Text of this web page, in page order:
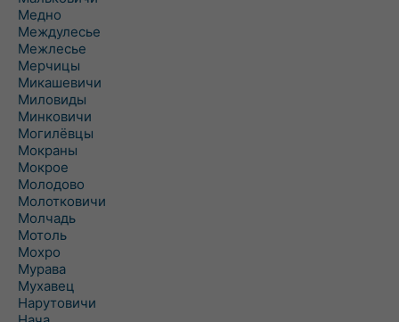
Медно
Междулесье
Межлесье
Мерчицы
Микашевичи
Миловиды
Минковичи
Могилёвцы
Мокраны
Мокрое
Молодово
Молотковичи
Молчадь
Мотоль
Мохро
Мурава
Мухавец
Нарутовичи